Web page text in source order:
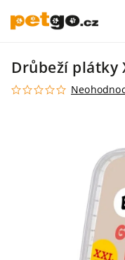
Drůbeží plátky